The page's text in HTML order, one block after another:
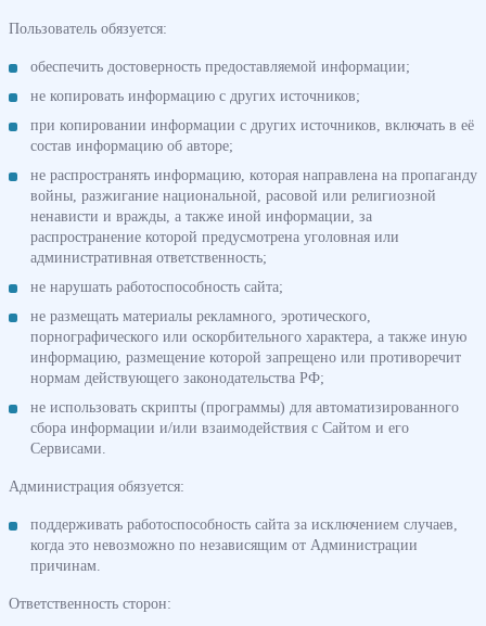
Пользователь обязуется:
обеспечить достоверность предоставляемой информации;
не копировать информацию с других источников;
при копировании информации с других источников, включать в её
состав информацию об авторе;
не распространять информацию, которая направлена на пропаганду
войны, разжигание национальной, расовой или религиозной
ненависти и вражды, а также иной информации, за
распространение которой предусмотрена уголовная или
административная ответственность;
не нарушать работоспособность сайта;
не размещать материалы рекламного, эротического,
порнографического или оскорбительного характера, а также иную
информацию, размещение которой запрещено или противоречит
нормам действующего законодательства РФ;
не использовать скрипты (программы) для автоматизированного
сбора информации и/или взаимодействия с Сайтом и его
Сервисами.
Администрация обязуется:
поддерживать работоспособность сайта за исключением случаев,
когда это невозможно по независящим от Администрации
причинам.
Ответственность сторон: